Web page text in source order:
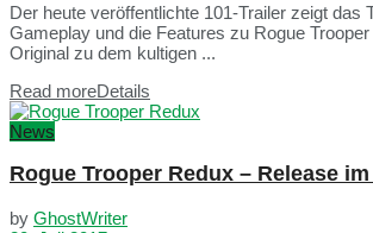
Der heute veröffentlichte 101-Trailer zeigt das
Gameplay und die Features zu Rogue
Original zu dem kultigen ...
Read moreDetails
News
Rogue Trooper Redux – Release
by GhostWriter